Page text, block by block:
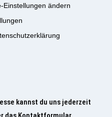
Einstellungen ändern
kannst du uns jederzeit